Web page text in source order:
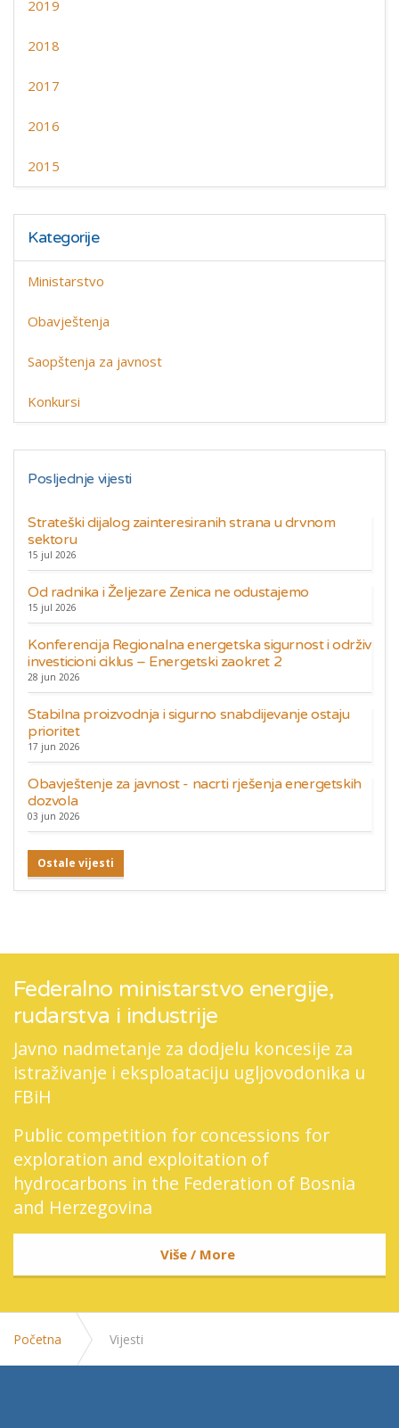
2019
2018
2017
2016
2015
Kategorije
Ministarstvo
Obavještenja
Saopštenja za javnost
Konkursi
Posljednje vijesti
Strateški dijalog zainteresiranih strana u drvnom
sektoru
15 jul 2026
Od radnika i Željezare Zenica ne odustajemo
15 jul 2026
Konferencija Regionalna energetska sigurnost i održiv
investicioni ciklus – Energetski zaokret 2
28 jun 2026
Stabilna proizvodnja i sigurno snabdijevanje ostaju
prioritet
17 jun 2026
Obavještenje za javnost - nacrti rješenja energetskih
dozvola
03 jun 2026
Ostale vijesti
Federalno ministarstvo energije,
rudarstva i industrije
Javno nadmetanje za dodjelu koncesije za
istraživanje i eksploataciju ugljovodonika u
FBiH
Public competition for concessions for
exploration and exploitation of
hydrocarbons in the Federation of Bosnia
and Herzegovina
Više / More
Početna Vijesti